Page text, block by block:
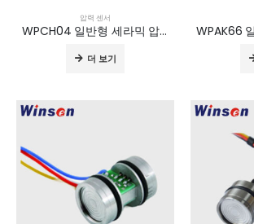
압력 센서
WPCH04 일반형 세라믹 압력 트랜스미터
더 보기